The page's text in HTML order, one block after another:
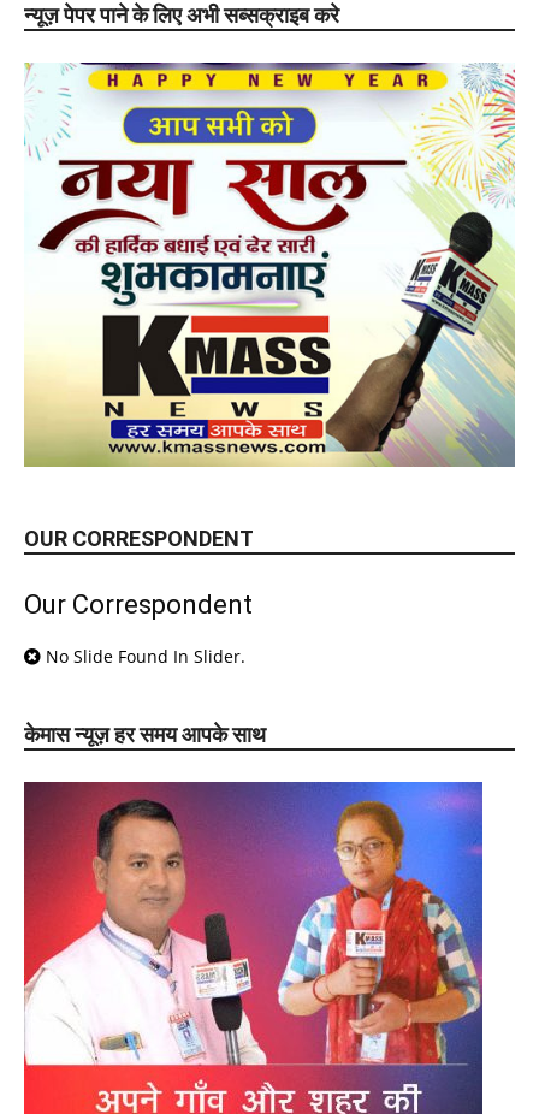
न्यूज़ पेपर पाने के लिए अभी सब्सक्राइब करे
OUR CORRESPONDENT
Our Correspondent
No Slide Found In Slider.
केमास न्यूज़ हर समय आपके साथ